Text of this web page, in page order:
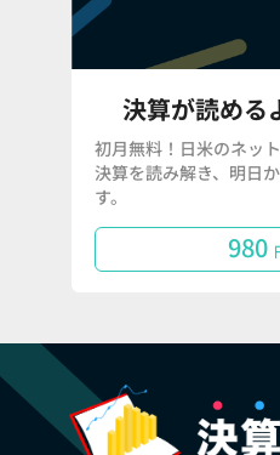
決算が読める
初月無料！日米のネッ
決算を読み解き、明日
す。
980